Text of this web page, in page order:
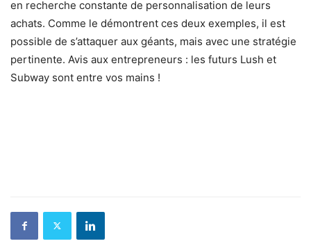
en recherche constante de personnalisation de leurs
achats. Comme le démontrent ces deux exemples, il est
possible de s’attaquer aux géants, mais avec une stratégie
pertinente. Avis aux entrepreneurs : les futurs Lush et
Subway sont entre vos mains !